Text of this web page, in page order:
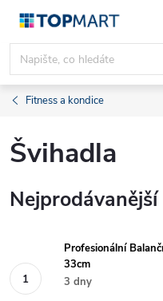
Přejít
obsah
Fitness a kondice
Švihadla
Nejprodávanější
Profesionální
33cm
3 dny